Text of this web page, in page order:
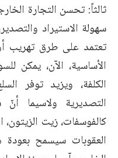
ثالثاً: تحسن التجارة
سهولة الاستيراد
تعتمد على طرق تهريب
الأساسية، الآن، يمكن
الكلفة، ويزيد توفر
التصديرية ولاسيما
كالفوسفات، زيت الزيتون،
العقوبات سيسمح بعودة